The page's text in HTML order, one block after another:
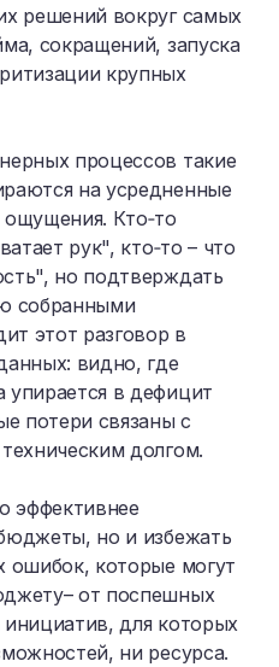
решений вокруг самых
сокращений, запуска
крупных
процессов такие
на усредненные
Кто‑то
рук", кто‑то – что
но подтверждать
собранными
этот разговор в
видно, где
упирается в дефицит
потери связаны с
долгом.​
эффективнее
но и избежать
ошибок, которые могут
от поспешных
для которых
ни ресурса.